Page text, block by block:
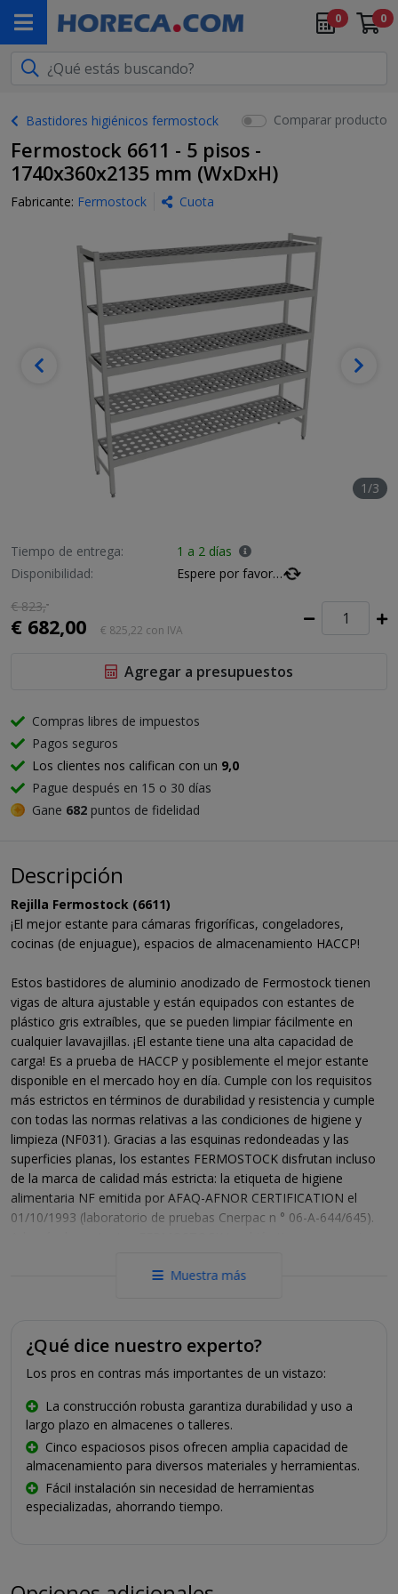
0 0
Bastidores higiénicos fermostock Comparar producto
Fermostock 6611 - 5 pisos -
1740x360x2135 mm (WxDxH)
Fabricante: Fermostock Cuota
1/3
Tiempo de entrega:
1 a 2 días
Disponibilidad:
Espere por favor…
€ 823,-
€ 682,00 € 825,22 con IVA
Agregar a presupuestos
Compras libres de impuestos
Pagos seguros
Los clientes nos califican con un 9,0
Pague después en 15 o 30 días
Gane 682 puntos de fidelidad
Descripción
Rejilla Fermostock (6611)
¡El mejor estante para cámaras frigoríficas, congeladores,
cocinas (de enjuague), espacios de almacenamiento HACCP!
Estos bastidores de aluminio anodizado de Fermostock tienen
vigas de altura ajustable y están equipados con estantes de
plástico gris extraíbles, que se pueden limpiar fácilmente en
cualquier lavavajillas. ¡El estante tiene una alta capacidad de
carga! Es a prueba de HACCP y posiblemente el mejor estante
disponible en el mercado hoy en día. Cumple con los requisitos
más estrictos en términos de durabilidad y resistencia y cumple
con todas las normas relativas a las condiciones de higiene y
limpieza (NF031). Gracias a las esquinas redondeadas y las
superficies planas, los estantes FERMOSTOCK disfrutan incluso
de la marca de calidad más estricta: la etiqueta de higiene
alimentaria NF emitida por AFAQ-AFNOR CERTIFICATION el
01/10/1993 (laboratorio de pruebas Cnerpac n ° 06-A-644/645).
1740x360x2135 mm. (wxdxh)
DERECHOS
• Perfil de tubo cuadrado de 27 x 27 mm.
• Distancia entre los puntos de montaje: 150 mm.
• Peldaño superior a 10 mm. desde la parte superior
• pernos de acero inoxidable
• Se proporcionan tapas de plástico en la parte superior
• Pies de plástico en la parte inferior.
VIGAS TRANSVERSALES
• Aluminio anodizado
• Profundidad360mm.
Muestra más
¿Qué dice nuestro experto?
Los pros en contras más importantes de un vistazo:
La construcción robusta garantiza durabilidad y uso a
largo plazo en almacenes o talleres.
Cinco espaciosos pisos ofrecen amplia capacidad de
almacenamiento para diversos materiales y herramientas.
Fácil instalación sin necesidad de herramientas
especializadas, ahorrando tiempo.